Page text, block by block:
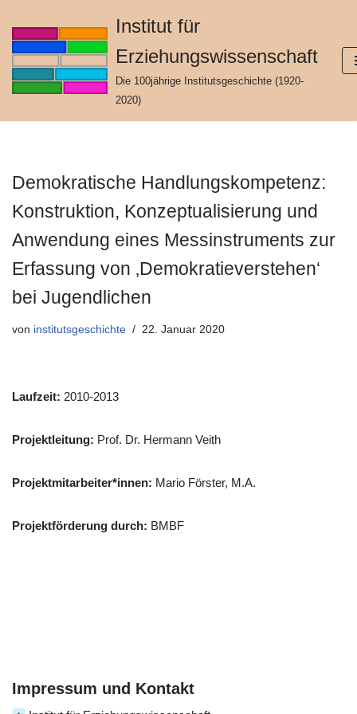
Zum
springen
Institut für
Erziehungswissenschaft
Die 100jährige Institutsgeschichte (1920-
2020)
Demokratische Handlungskompetenz:
Konstruktion, Konzeptualisierung und
Anwendung eines Messinstruments zur
Erfassung von ‚Demokratieverstehen‘
bei Jugendlichen
von institutsgeschichte 22. Januar 2020
Laufzeit: 2010-2013
Projektleitung: Prof. Dr. Hermann Veith
Projektmitarbeiter*innen: Mario Förster, M.A.
Projektförderung durch: BMBF
Impressum und Kontakt